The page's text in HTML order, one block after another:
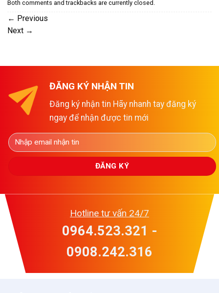
Both comments and trackbacks are currently closed.
← Previous
Next →
ĐĂNG KÝ NHẬN TIN
Đăng ký nhận tin Hãy nhanh tay đăng ký
ngay để nhận được tin mới
Hotline tư vấn 24/7
0964.523.321 -
0908.242.316